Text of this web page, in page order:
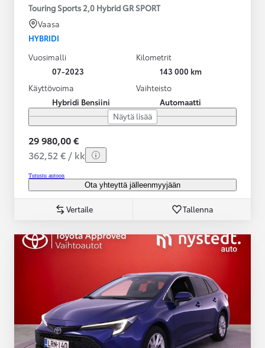
Touring Sports 2,0 Hybrid GR SPORT
Vaasa
HYBRIDI
Vuosimalli
07-2023
Kilometrit
143 000 km
Käyttövoima
Hybridi Bensiini
Vaihteisto
Automaatti
Näytä lisää
29 980,00 €
362,52 € / kk
Tutustu autoon
Ota yhteyttä jälleenmyyjään
Vertaile Tallenna